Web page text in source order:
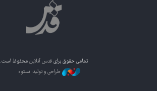
تمامی حقوق برای قدس آنلاین محفوظ است.
طراحی و تولید: نستوه